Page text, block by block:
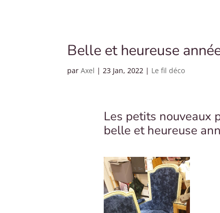
Belle et heureuse
parAxel |23 Jan, 2022 | Le fil déco
Les petits nouveaux
belle et heureuse